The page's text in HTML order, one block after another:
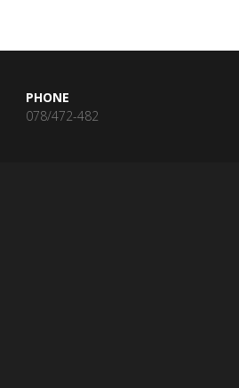
PHONE
078/472-482